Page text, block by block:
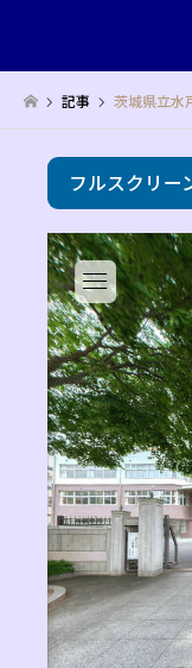
記事 茨城県立水
フルスクリー